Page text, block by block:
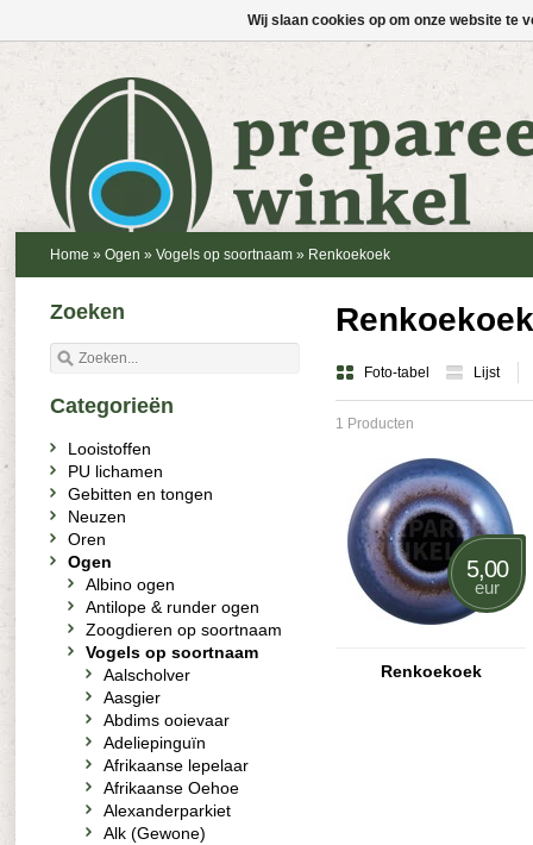
Home » Ogen » Vogels op soortnaam » Renkoekoek
Renkoekoek
Foto-tabel Lijst
1 Producten
5,00
eur
Renkoekoek
Zoeken
Categorieën
Looistoffen
PU lichamen
Gebitten en tongen
Neuzen
Oren
Ogen
Albino ogen
Antilope & runder ogen
Zoogdieren op soortnaam
Vogels op soortnaam
Aalscholver
Aasgier
Abdims ooievaar
Adeliepinguïn
Afrikaanse lepelaar
Afrikaanse Oehoe
Alexanderparkiet
Alk (Gewone)
Wij slaan cookies op om onze website te